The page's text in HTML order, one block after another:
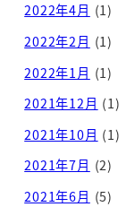
2022年4月 (1)
2022年2月 (1)
2022年1月 (1)
2021年12月 (1)
2021年10月 (1)
2021年7月 (2)
2021年6月 (5)